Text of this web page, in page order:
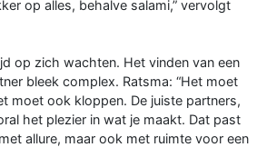
op alles, behalve salami,” vervolgt
op zich wachten. Het vinden van een
bleek complex. Ratsma: “Het moet
moet ook kloppen. De juiste partners,
het plezier in wat je maakt. Dat past
allure, maar ook met ruimte voor een